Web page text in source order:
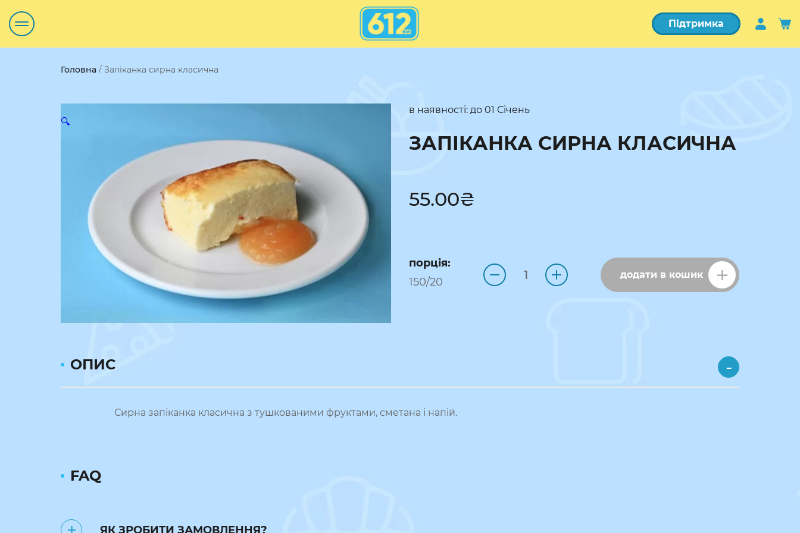
Підтримка
Головна / Запіканка сирна класична
🔍
в наявності: до 01 Січень
ЗАПІКАНКА СИРНА КЛАСИЧНА
55.00₴
порція:
150/20
додати в кошик
ОПИС
Сирна запіканка класична з тушкованими фруктами, сметана і напій.
FAQ
ЯК ЗРОБИТИ ЗАМОВЛЕННЯ?